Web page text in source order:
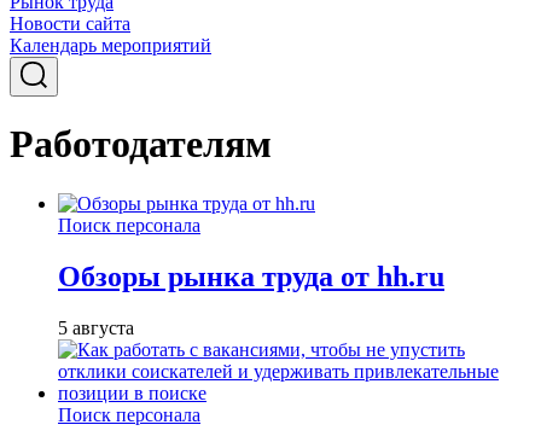
Новости сайта
Календарь мероприятий
Работодателям
Поиск персонала
Обзоры рынка труда от hh.ru
5 августа
Поиск персонала